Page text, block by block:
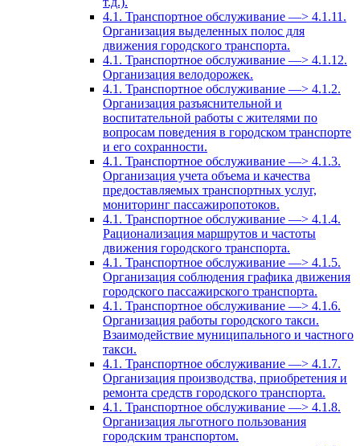
4.1. Транспортное обслуживание —> 4.1.11.
Организация выделенных полос для
движения городского транспорта.
4.1. Транспортное обслуживание —> 4.1.12.
Организация велодорожек.
4.1. Транспортное обслуживание —> 4.1.2.
Организация разъяснительной и
воспитательной работы с жителями по
вопросам поведения в городском транспорте
и его сохранности.
4.1. Транспортное обслуживание —> 4.1.3.
Организация учета объема и качества
предоставляемых транспортных услуг,
мониторинг пассажиропотоков.
4.1. Транспортное обслуживание —> 4.1.4.
Рационализация маршрутов и частоты
движения городского транспорта.
4.1. Транспортное обслуживание —> 4.1.5.
Организация соблюдения графика движения
городского пассажирского транспорта.
4.1. Транспортное обслуживание —> 4.1.6.
Организация работы городского такси.
Взаимодействие муниципального и частного
такси.
4.1. Транспортное обслуживание —> 4.1.7.
Организация производства, приобретения и
ремонта средств городского транспорта.
4.1. Транспортное обслуживание —> 4.1.8.
Организация льготного пользования
городским транспортом.